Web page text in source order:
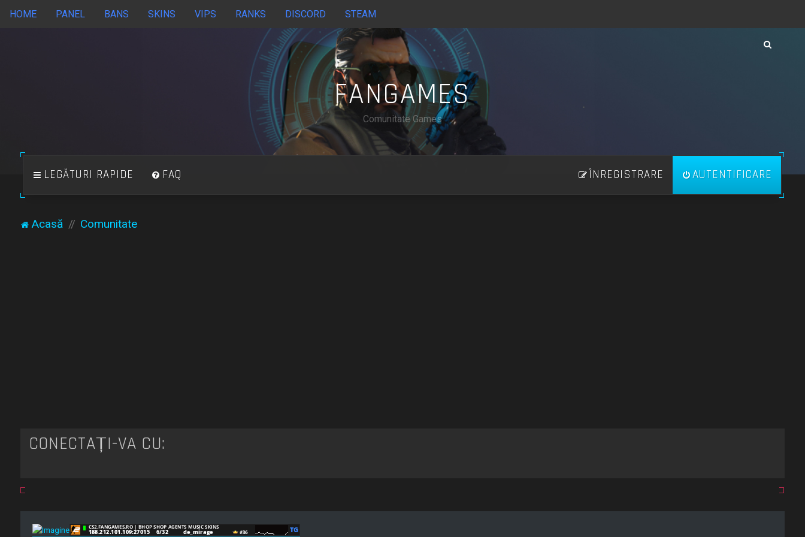
HOME PANEL BANS SKINS VIPS RANKS DISCORD STEAM
FANGAMES
Comunitate Games
LEGĂTURI RAPIDE FAQ AUTENTIFICARE
ÎNREGISTRARE
Acasă Comunitate
CONECTAȚI-VĂ CU: